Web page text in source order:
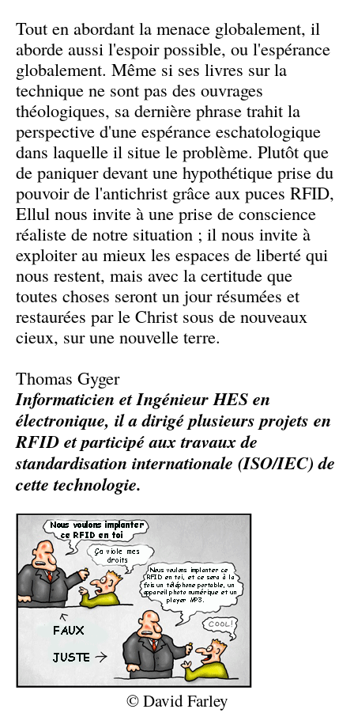
Tout en abordant la menace globalement, il
aborde aussi l'espoir possible, ou l'espérance
globalement. Même si ses livres sur la
technique ne sont pas des ouvrages
théologiques, sa dernière phrase trahit la
perspective d'une espérance eschatologique
dans laquelle il situe le problème. Plutôt que
de paniquer devant une hypothétique prise du
pouvoir de l'antichrist grâce aux puces RFID,
Ellul nous invite à une prise de conscience
réaliste de notre situation ; il nous invite à
exploiter au mieux les espaces de liberté qui
nous restent, mais avec la certitude que
toutes choses seront un jour résumées et
restaurées par le Christ sous de nouveaux
cieux, sur une nouvelle terre.
Thomas Gyger
Informaticien et Ingénieur HES en
électronique, il a dirigé plusieurs projets en
RFID et participé aux travaux de
standardisation internationale (ISO/IEC) de
cette technologie.
© David Farley